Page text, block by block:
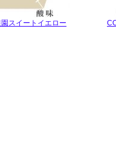
スイートイエロー